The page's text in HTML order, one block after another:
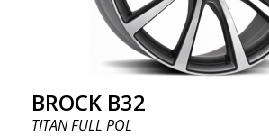
BROCK B32
TITAN FULL POL